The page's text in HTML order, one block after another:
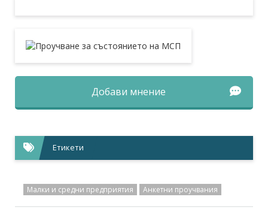
Добави мнение
Етикети
Малки и средни предприятия Анкетни проучвания